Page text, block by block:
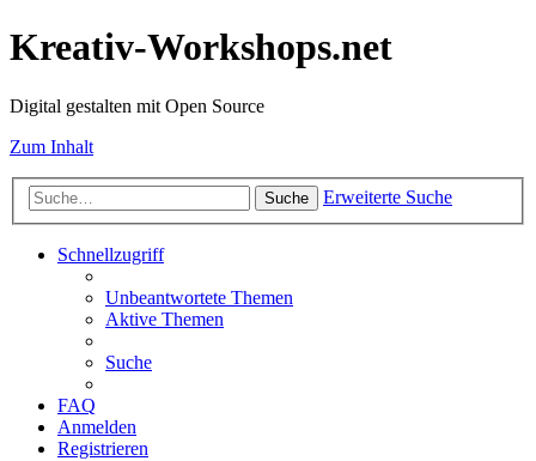
Kreativ-Workshops.net
Digital gestalten mit Open Source
Zum Inhalt
Suche Erweiterte Suche
Schnellzugriff
Unbeantwortete Themen
Aktive Themen
Suche
FAQ
Anmelden
Registrieren